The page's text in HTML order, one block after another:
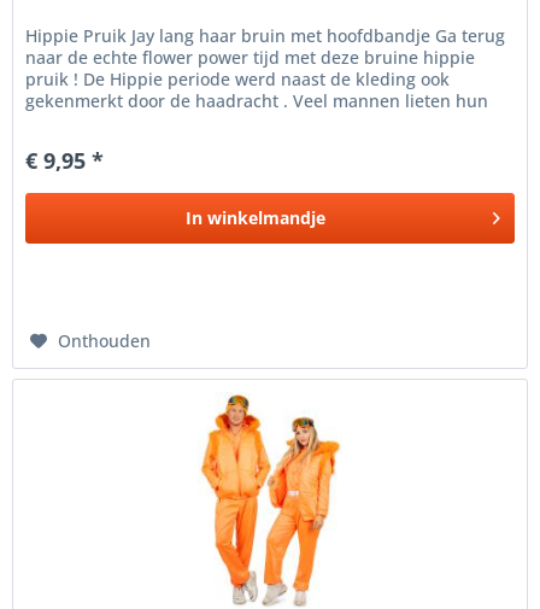
Hippie Pruik Jay lang haar bruin met hoofdbandje Ga terug
naar de echte flower power tijd met deze bruine hippie
pruik ! De Hippie periode werd naast de kleding ook
gekenmerkt door de haadracht . Veel mannen lieten hun
€ 9,95 *
In winkelmandje
Onthouden